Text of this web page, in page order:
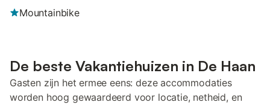
Mountainbike
De beste Vakantiehuizen in De Haan
Gasten zijn het ermee eens: deze accommodaties
worden hoog gewaardeerd voor locatie, netheid, en